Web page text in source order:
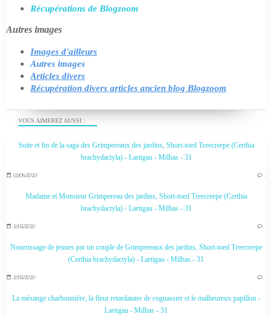
VOUS AIMEREZ AUSSI :
Suite et fin de la saga des Grimpereaux des jardins, Short-toed Treecreepe (Certhia
brachydactyla) - Lartigau - Milhas - 31
03/06/2020 …
Madame et Monsieur Grimpereau des jardins, Short-toed Treecreepe (Certhia
brachydactyla) - Lartigau - Milhas - 31
31/05/2020 …
Nourrissage de jeunes par un couple de Grimpereaux des jardins, Short-toed Treecreepe
(Certhia brachydactyla) - Lartigau - Milhas - 31
31/05/2020 …
La mésange charbonnière, la fleur retardataire de cognassier et le malheureux papillon -
Lartigau - Milhas - 31
Récupérations de Blogzoom
Autres images
Images d'ailleurs
Autres images
Articles divers
Récupération divers articles ancien blog Blogzoom